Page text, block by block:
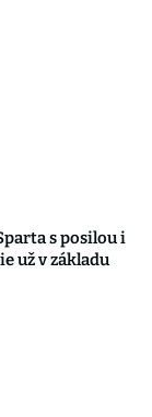
s posilou i
už v základu